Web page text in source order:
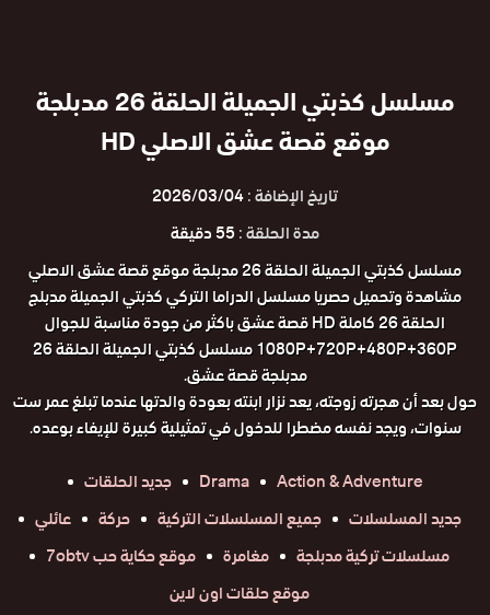
مسلسل كذبتي الجميلة الحلقة 26 مدبلجة
موقع قصة عشق الاصلي HD
تاريخ الإضافة :2026/03/04
مدة الحلقة :55 دقيقة
مسلسل كذبتي الجميلة الحلقة 26 مدبلجة موقع قصة عشق الاصلي
مشاهدة وتحميل حصريا مسلسل الدراما التركي كذبتي الجميلة مدبلج
الحلقة 26 كاملة HD قصة عشق باكثر من جودة مناسبة للجوال
1080P+720P+480P+360P مسلسل كذبتي الجميلة الحلقة 26
مدبلجة قصة عشق.
حول بعد أن هجرته زوجته، يعد نزار ابنته بعودة والدتها عندما تبلغ عمر ست
سنوات، ويجد نفسه مضطرا للدخول في تمثيلية كبيرة للإيفاء بوعده.
Action & Adventure
Drama
جديد الحلقات
جديد المسلسلات
جميع المسلسلات التركية حركة
عائلي
مسلسلات تركية مدبلجة
مغامرة
موقع حكاية حب 7obtv
موقع حلقات اون لاين